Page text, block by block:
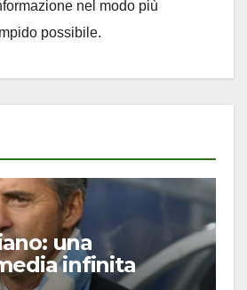
nel modo più
possibile.
una
infinita